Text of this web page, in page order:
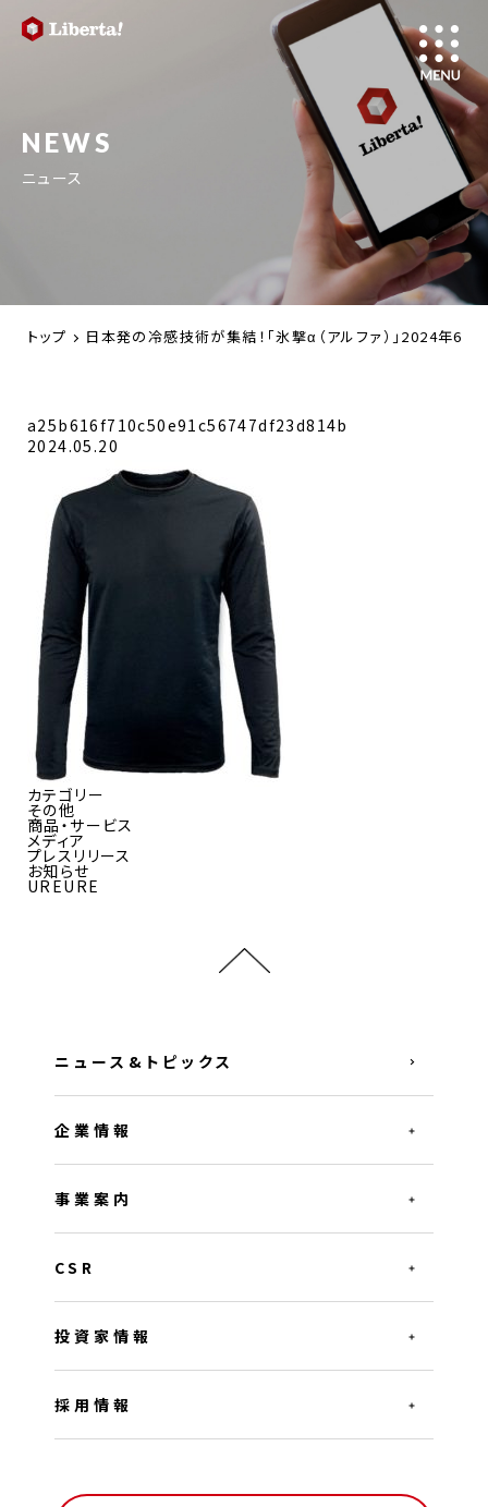
NEWS
ニュース
トップ 日本発の冷感技術が集結！「氷撃α（アルファ）」2024年6
a25b616f710c50e91c56747df23d814b
2024.05.20
カテゴリー
その他
商品・サービス
メディア
プレスリリース
お知らせ
UREURE
ニュース&トピックス
企業情報
事業案内
CSR
投資家情報
採用情報